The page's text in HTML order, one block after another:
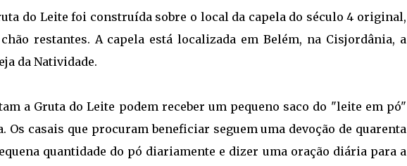
do Leite foi construída sobre o local da capela do século 4 original,
restantes. A capela está localizada em Belém, na Cisjordânia, a
da Natividade.
a Gruta do Leite podem receber um pequeno saco do "leite em pó"
Os casais que procuram beneficiar seguem uma devoção de quarenta
quantidade do pó diariamente e dizer uma oração diária para a